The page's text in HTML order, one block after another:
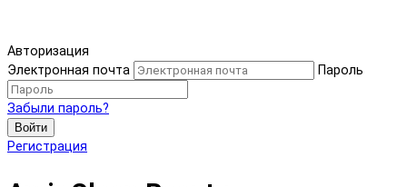
Авторизация
Электронная почта
Пароль
Забыли пароль?
Войти
Регистрация